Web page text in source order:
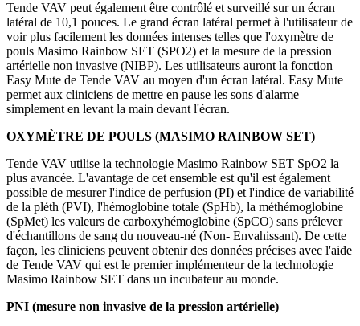
Tende VAV peut également être contrôlé et surveillé sur un écran
latéral de 10,1 pouces. Le grand écran latéral permet à l'utilisateur de
voir plus facilement les données intenses telles que l'oxymètre de
pouls Masimo Rainbow SET (SPO2) et la mesure de la pression
artérielle non invasive (NIBP). Les utilisateurs auront la fonction
Easy Mute de Tende VAV au moyen d'un écran latéral. Easy Mute
permet aux cliniciens de mettre en pause les sons d'alarme
simplement en levant la main devant l'écran.
OXYMÈTRE DE POULS (MASIMO RAINBOW SET)
Tende VAV utilise la technologie Masimo Rainbow SET SpO2 la
plus avancée. L'avantage de cet ensemble est qu'il est également
possible de mesurer l'indice de perfusion (PI) et l'indice de variabilité
de la pléth (PVI), l'hémoglobine totale (SpHb), la méthémoglobine
(SpMet) les valeurs de carboxyhémoglobine (SpCO) sans prélever
d'échantillons de sang du nouveau-né (Non- Envahissant). De cette
façon, les cliniciens peuvent obtenir des données précises avec l'aide
de Tende VAV qui est le premier implémenteur de la technologie
Masimo Rainbow SET dans un incubateur au monde.
PNI (mesure non invasive de la pression artérielle)